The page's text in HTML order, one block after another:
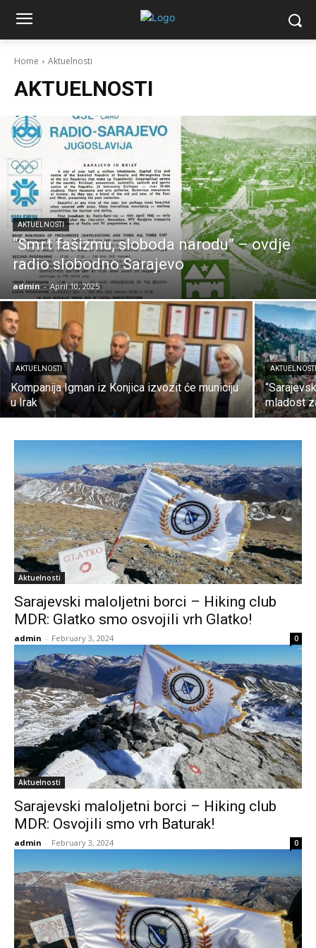
Home Aktuelnosti
AKTUELNOSTI
AKTUELNOSTI
“Smrt fašizmu, sloboda narodu” – ovdje
radio slobodno Sarajevo
admin - April 10, 2025
AKTUELNOSTI
Kompanija Igman iz Konjica izvozit će municiju
u Irak
mladost
Aktuelnosti
Sarajevski maloljetni borci – Hiking club
MDR: Glatko smo osvojili vrh Glatko!
admin - February 3, 2024 0
Aktuelnosti
Sarajevski maloljetni borci – Hiking club
MDR: Osvojili smo vrh Baturak!
admin - February 3, 2024 0